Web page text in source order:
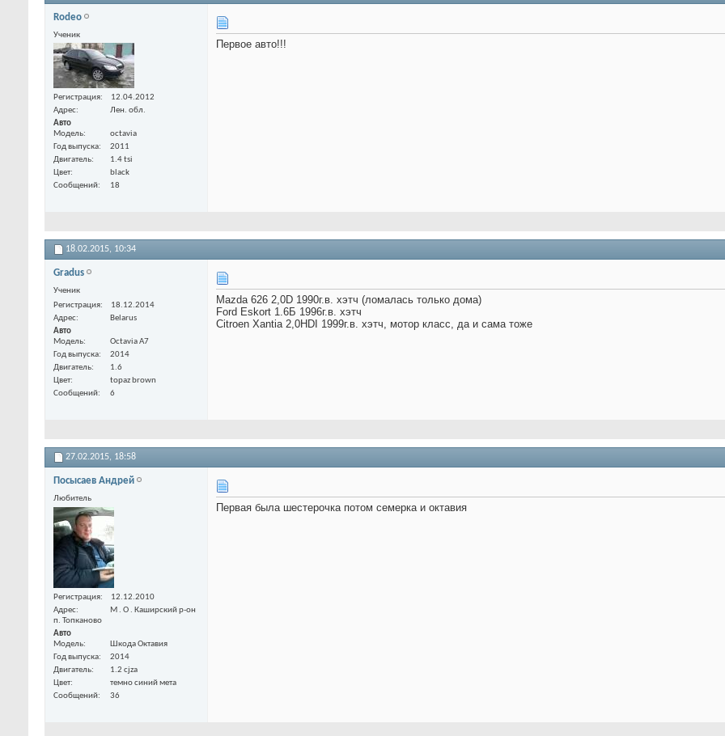
Rodeo
Ученик
Регистрация
12.04.2012
Адрес
Лен. обл.
Авто
Модель
octavia
Год выпуска
2011
Двигатель
1.4 tsi
Цвет
black
Сообщений
18
Первое авто!!!
18.02.2015, 10:34
Gradus
Ученик
Регистрация
18.12.2014
Адрес
Belarus
Авто
Модель
Octavia A7
Год выпуска
2014
Двигатель
1.6
Цвет
topaz brown
Сообщений
6
Mazda 626 2,0D 1990г.в. хэтч (ломалась только дома)
Ford Eskort 1.6Б 1996г.в. хэтч
Сitroen Xantia 2,0HDI 1999г.в. хэтч, мотор класс, да и сама тоже
27.02.2015, 18:58
Посысаев Андрей
Любитель
Регистрация
12.12.2010
Адрес
М . О . Каширский р-он
п. Топканово
Авто
Модель
Шкода Октавия
Год выпуска
2014
Двигатель
1.2 cjza
Цвет
темно синий мета
Сообщений
36
Первая была шестерочка потом семерка и октавия